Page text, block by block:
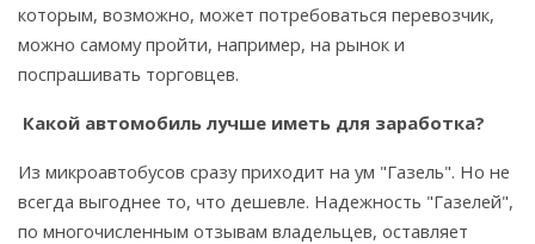
которым, возможно, может потребоваться перевозчик,
можно самому пройти, например, на рынок и
поспрашивать торговцев.
Какой автомобиль лучше иметь для заработка?
Из микроавтобусов сразу приходит на ум "Газель". Но не
всегда выгоднее то, что дешевле. Надежность "Газелей",
по многочисленным отзывам владельцев, оставляет